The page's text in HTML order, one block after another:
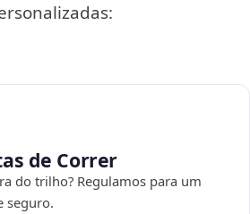
de Correr
do trilho? Regulamos para um
seguro.